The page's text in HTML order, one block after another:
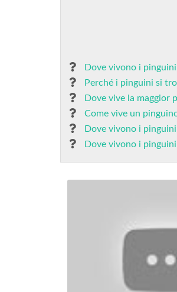
Dove vivono i
Perché i pinguini si
Dove vive la maggior
Come vive un
Dove vivono i
Dove vivono i